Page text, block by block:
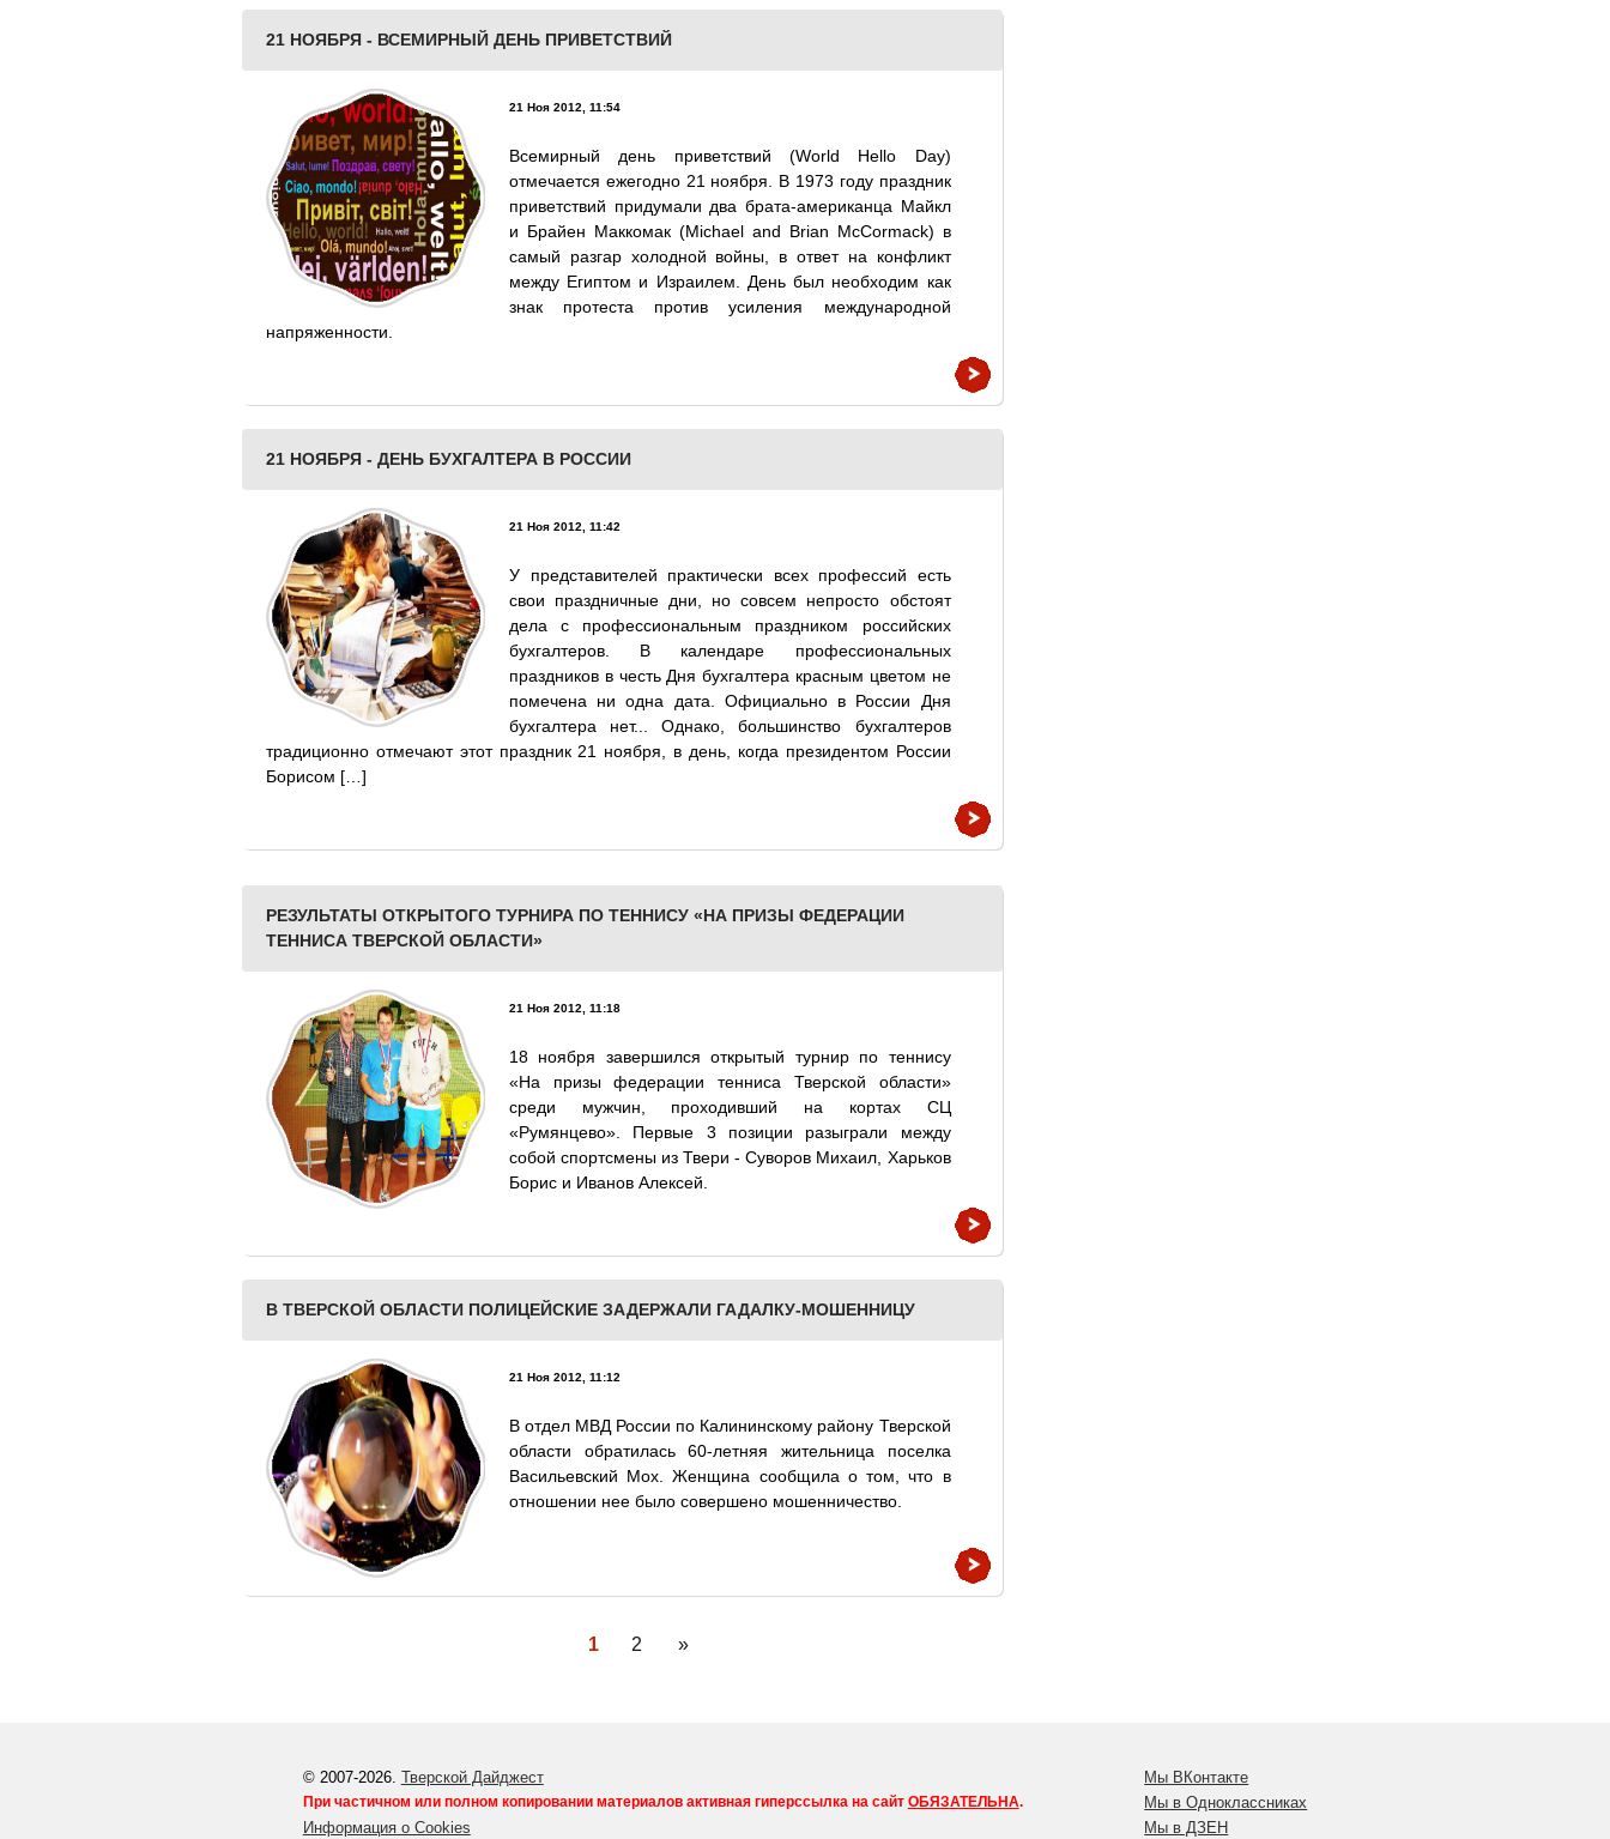
21 НОЯБРЯ - ВСЕМИРНЫЙ ДЕНЬ ПРИВЕТСТВИЙ
21 Ноя 2012, 11:54
Всемирный день приветствий (World Hello Day)
отмечается ежегодно 21 ноября. В 1973 году праздник
приветствий придумали два брата-американца Майкл
и Брайен Маккомак (Michael and Brian McCormack) в
самый разгар холодной войны, в ответ на конфликт
между Египтом и Израилем. День был необходим как
знак протеста против усиления международной
напряженности.
21 НОЯБРЯ - ДЕНЬ БУХГАЛТЕРА В РОССИИ
21 Ноя 2012, 11:42
У представителей практически всех профессий есть
свои праздничные дни, но совсем непросто обстоят
дела с профессиональным праздником российских
бухгалтеров. В календаре профессиональных
праздников в честь Дня бухгалтера красным цветом не
помечена ни одна дата. Официально в России Дня
бухгалтера нет... Однако, большинство бухгалтеров
традиционно отмечают этот праздник 21 ноября, в день, когда президентом России
Борисом […]
РЕЗУЛЬТАТЫ ОТКРЫТОГО ТУРНИРА ПО ТЕННИСУ «НА ПРИЗЫ ФЕДЕРАЦИИ
ТЕННИСА ТВЕРСКОЙ ОБЛАСТИ»
21 Ноя 2012, 11:18
18 ноября завершился открытый турнир по теннису
«На призы федерации тенниса Тверской области»
среди мужчин, проходивший на кортах СЦ
«Румянцево». Первые 3 позиции разыграли между
собой спортсмены из Твери - Суворов Михаил, Харьков
Борис и Иванов Алексей.
В ТВЕРСКОЙ ОБЛАСТИ ПОЛИЦЕЙСКИЕ ЗАДЕРЖАЛИ ГАДАЛКУ-МОШЕННИЦУ
21 Ноя 2012, 11:12
В отдел МВД России по Калининскому району Тверской
области обратилась 60-летняя жительница поселка
Васильевский Мох. Женщина сообщила о том, что в
отношении нее было совершено мошенничество.
1 2 »
© 2007-2026. Тверской Дайджест
При частичном или полном копировании материалов активная гиперссылка на сайт ОБЯЗАТЕЛЬНА.
Информация о Cookies
Мы ВКонтакте
Мы в Одноклассниках
Мы в ДЗЕН